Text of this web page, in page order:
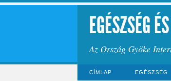
EGÉSZSÉG
Az Ország Gyöke
CÍMLAP EGÉSZSÉG